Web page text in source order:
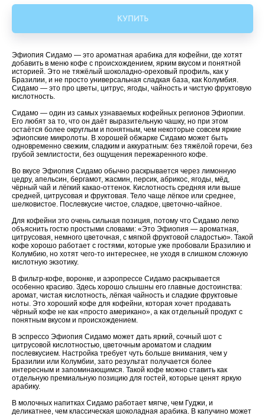
КУПИТЬ
Эфиопия Сидамо — это ароматная арабика для кофейни, где хотят
добавить в меню кофе с происхождением, ярким вкусом и понятной
историей. Это не тяжёлый шоколадно-ореховый профиль, как у
Бразилии, и не просто универсальная сладкая база, как Колумбия.
Сидамо — это про цветы, цитрус, ягоды, чайность и чистую фруктовую
кислотность.
Сидамо — один из самых узнаваемых кофейных регионов Эфиопии.
Его любят за то, что он даёт выразительную чашку, но при этом
остаётся более округлым и понятным, чем некоторые совсем яркие
эфиопские микролоты. В хорошей обжарке Сидамо может быть
одновременно свежим, сладким и аккуратным: без тяжёлой горечи, без
грубой землистости, без ощущения пережаренного кофе.
Во вкусе Эфиопия Сидамо обычно раскрывается через лимонную
цедру, апельсин, бергамот, жасмин, персик, абрикос, ягоды, мёд,
чёрный чай и лёгкий какао-оттенок. Кислотность средняя или выше
средней, цитрусовая и фруктовая. Тело чаще лёгкое или среднее,
шелковистое. Послевкусие чистое, сладкое, цветочно-чайное.
Для кофейни это очень сильная позиция, потому что Сидамо легко
объяснить гостю простыми словами: «Это Эфиопия — ароматная,
цитрусовая, немного цветочная, с мягкой фруктовой сладостью». Такой
кофе хорошо работает с гостями, которые уже пробовали Бразилию и
Колумбию, но хотят чего-то интереснее, не уходя в слишком сложную
кислотную экзотику.
В фильтр-кофе, воронке, и аэропрессе Сидамо раскрывается
особенно красиво. Здесь хорошо слышны его главные достоинства:
аромат, чистая кислотность, лёгкая чайность и сладкие фруктовые
ноты. Это хороший кофе для кофейни, которая хочет продавать
чёрный кофе не как «просто американо», а как отдельный продукт с
понятным вкусом и происхождением.
В эспрессо Эфиопия Сидамо может дать яркий, сочный шот с
цитрусовой кислотностью, цветочным ароматом и сладким
послевкусием. Настройка требует чуть больше внимания, чем у
Бразилии или Колумбии, зато результат получается более
интересным и запоминающимся. Такой кофе можно ставить как
отдельную премиальную позицию для гостей, которые ценят яркую
арабику.
В молочных напитках Сидамо работает мягче, чем Гуджи, и
деликатнее, чем классическая шоколадная арабика. В капучино может